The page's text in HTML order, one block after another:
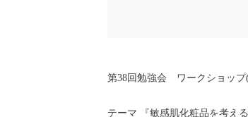
第38回勉強会 ワークショップ(
テーマ 『敏感肌化粧品を考える